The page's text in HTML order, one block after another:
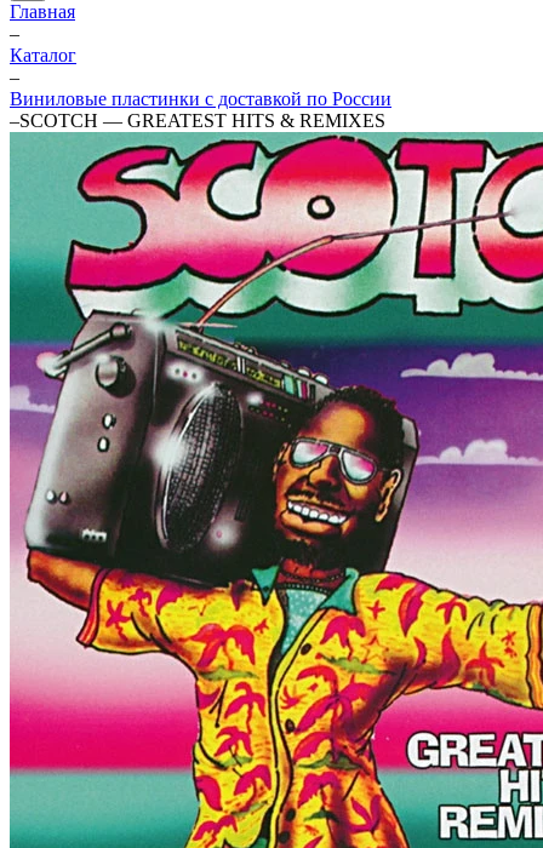
Главная
–
Каталог
–
Виниловые пластинки с доставкой по России
–SCOTCH — GREATEST HITS & REMIXES